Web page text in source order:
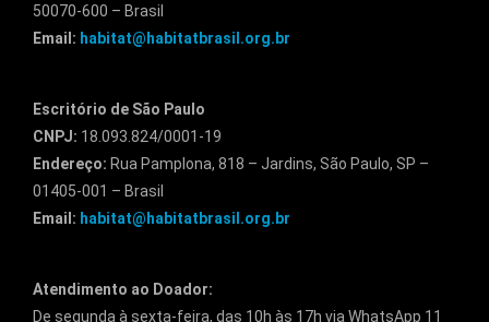
50070-600 – Brasil
Email: habitat@habitatbrasil.org.br
Escritório de São Paulo
CNPJ: 18.093.824/0001-19
Endereço: Rua Pamplona, 818 – Jardins, São Paulo, SP –
01405-001 – Brasil
Email: habitat@habitatbrasil.org.br
Atendimento ao Doador:
De segunda à sexta-feira, das 10h às 17h via WhatsApp 11